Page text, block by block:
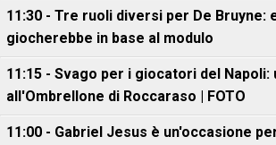
11:30 - Tre ruoli diversi per De Bruyne:
giocherebbe in base al modulo
11:15 - Svago per i giocatori del
all'Ombrellone di Roccaraso | FOTO
11:00 - Gabriel Jesus è un'occasione